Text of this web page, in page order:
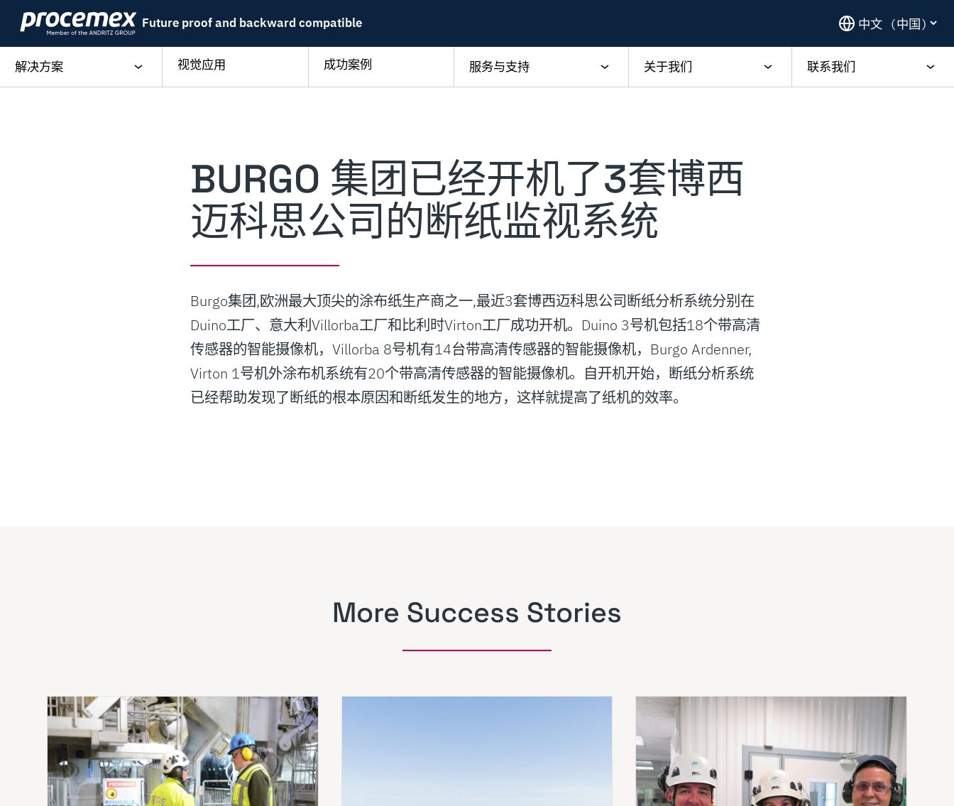
Skip
content
Future proof and backward compatible
解决方案 视觉应用 成功案例 服务与支持 关于我们 联系我们
BURGO 集团已经开机了3套博西
迈科思公司的断纸监视系统
Burgo集团,欧洲最大顶尖的涂布纸生产商之一,最近3套博西迈科思公司断纸分析系统分别在
Duino工厂、意大利Villorba工厂和比利时Virton工厂成功开机。Duino 3号机包括18个带高清
传感器的智能摄像机，Villorba 8号机有14台带高清传感器的智能摄像机，Burgo Ardenner,
Virton 1号机外涂布机系统有20个带高清传感器的智能摄像机。自开机开始，断纸分析系统
已经帮助发现了断纸的根本原因和断纸发生的地方，这样就提高了纸机的效率。
More Success Stories